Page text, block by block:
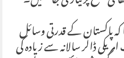
پاکستان کے قدرتی وسائل
30 ارب امریکی ڈالر سالانہ سے زیادہ کی